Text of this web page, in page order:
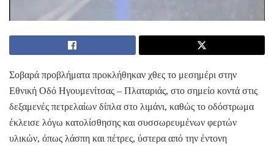
Σοβαρά προβλήματα προκλήθηκαν χθες το μεσημέρι στην
Εθνική Οδό Ηγουμενίτσας – Πλαταριάς, στο σημείο κοντά στις
δεξαμενές πετρελαίων δίπλα στο λιμάνι, καθώς το οδόστρωμα
έκλεισε λόγω κατολίσθησης και συσσωρευμένων φερτών
υλικών, όπως λάσπη και πέτρες, ύστερα από την έντονη